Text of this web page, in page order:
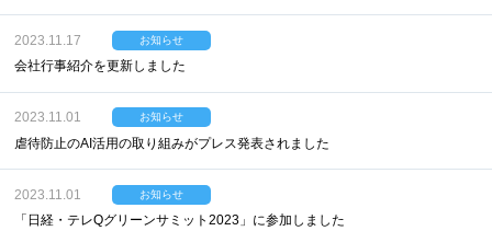
2023.11.17 お知らせ
会社行事紹介を更新しました
2023.11.01 お知らせ
虐待防止のAI活用の取り組みがプレス発表されました
2023.11.01 お知らせ
「日経・テレQグリーンサミット2023」に参加しました